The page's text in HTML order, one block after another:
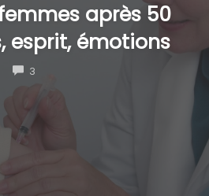
après 50
esprit, émotions
3